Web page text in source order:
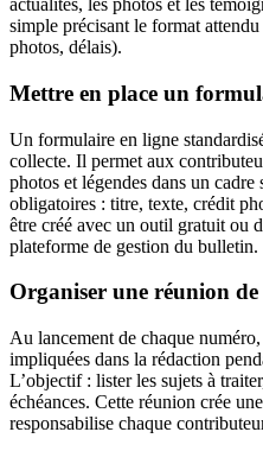
actualités, les photos et les
simple précisant le format
photos, délais).
Mettre en place un
Un formulaire en ligne
collecte. Il permet aux
photos et légendes dans un
obligatoires : titre, texte, crédit
être créé avec un outil gratuit ou
plateforme de gestion du bulletin.
Organiser une réunion
Au lancement de chaque
impliquées dans la rédaction
L’objectif : lister les sujets à
échéances. Cette réunion crée
responsabilise chaque